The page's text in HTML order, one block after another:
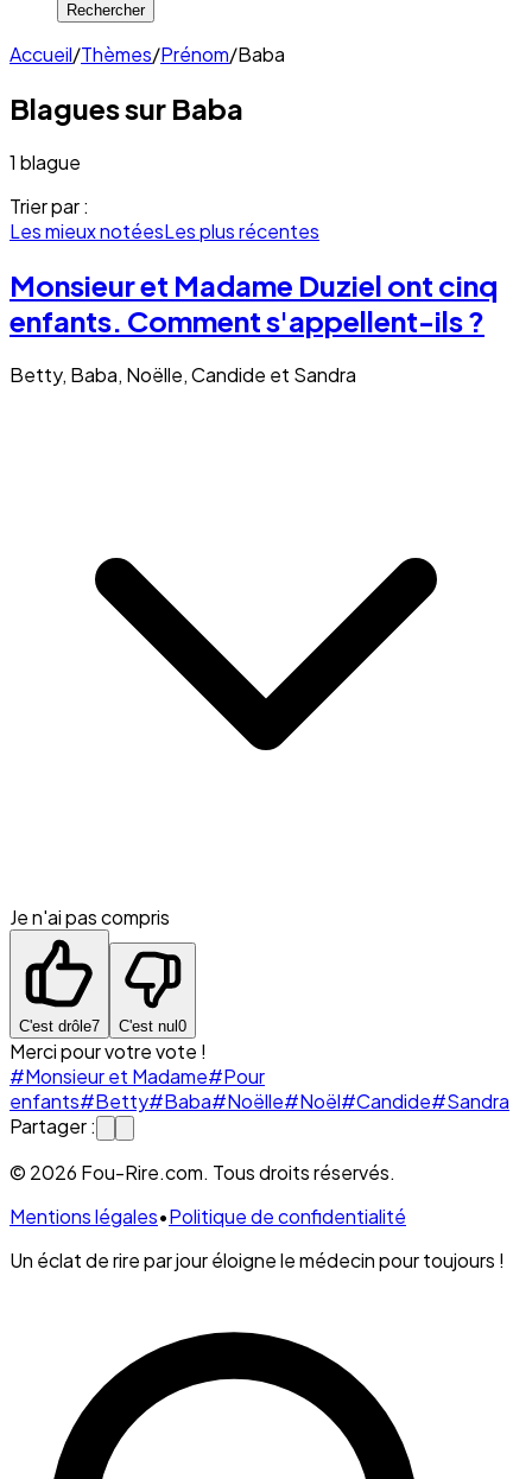
Rechercher
Accueil/Thèmes/Prénom/Baba
Blagues sur Baba
1 blague
Trier par :
Les mieux notéesLes plus récentes
Monsieur et Madame Duziel ont cinq
enfants. Comment s'appellent-ils ?
Betty, Baba, Noëlle, Candide et Sandra
Je n'ai pas compris
C'est drôle7 C'est nul0
Merci pour votre vote !
#Monsieur et Madame#Pour
enfants#Betty#Baba#Noëlle#Noël#Candide#Sandra
Partager :
© 2026 Fou-Rire.com. Tous droits réservés.
Mentions légales•Politique de confidentialité
Un éclat de rire par jour éloigne le médecin pour toujours !